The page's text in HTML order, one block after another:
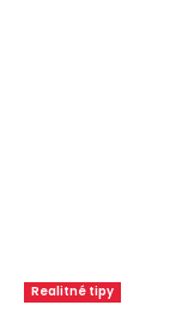
Realitné tipy